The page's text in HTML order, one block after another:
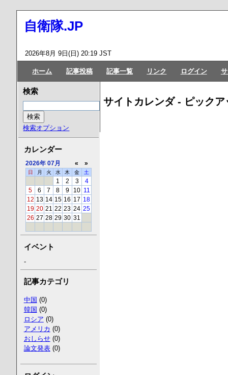
自衛隊.JP
2026年8月 9日(日) 20:19 JST
ホーム 記事投稿 記事一覧 リンク ログイン
サイトカレンダ - ピックア
検索
検索オプション
カレンダー
2026年 07月 « »
日 月 火 水 木 金 土
1 2 3
4
5
6 7 8 9 10 11
12 13 14 15 16 17 18
19 20 21 22 23 24 25
26 27 28 29 30 31
イベント
-
記事カテゴリ
中国 (0)
韓国 (0)
ロシア (0)
アメリカ (0)
おしらせ(0)
論文発表(0)